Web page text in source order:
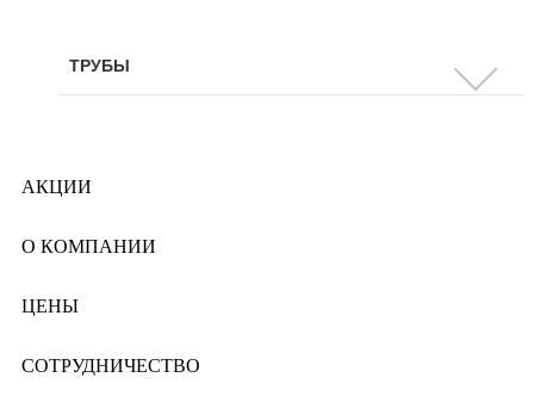
ТРУБЫ
АКЦИИ
О КОМПАНИИ
ЦЕНЫ
СОТРУДНИЧЕСТВО